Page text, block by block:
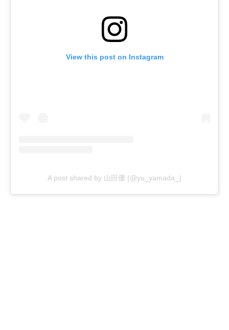
View this post on Instagram
A post shared by 山田優 (@yu_yamada_)